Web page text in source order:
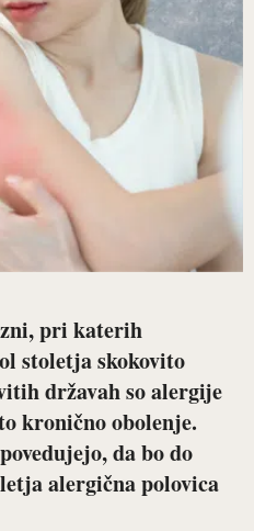
pri katerih
stoletja skokovito
državah so alergije
kronično obolenje.
da bo do
alergična polovica